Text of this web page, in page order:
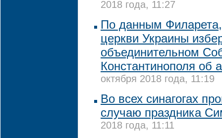
2018 года, 11:27
По данным
церкви Украины
объединительном
Константинополя об
октября 2018 года, 11:19
Во всех синагогах
случаю праздника
2018 года, 11:11